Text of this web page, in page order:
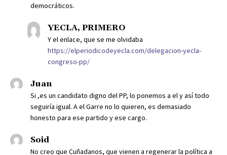
democráticos.
YECLA, PRIMERO
Y el enlace, que se me olvidaba
https://elperiodicodeyecla.com/delegacion-yecla-
congreso-pp/
Juan
Si ,es un candidato digno del PP, lo ponemos a el y así todo
seguiría igual. A el Garre no lo quieren, es demasiado
honesto para ese partido y ese cargo.
Soid
No creo que Cuñadanos, que vienen a regenerar la política a